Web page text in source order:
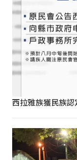
西拉雅族獲民族